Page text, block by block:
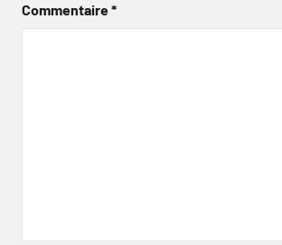
Commentaire*